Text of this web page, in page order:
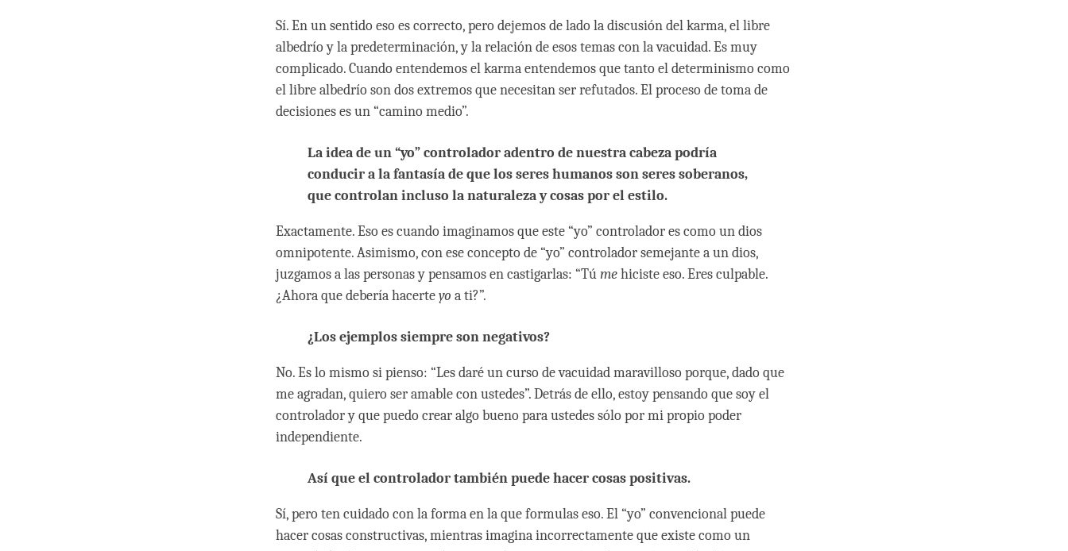
Sí. En un sentido eso es correcto, pero dejemos de lado la discusión del karma, el libre
albedrío y la predeterminación, y la relación de esos temas con la vacuidad. Es muy
complicado. Cuando entendemos el karma entendemos que tanto el determinismo como
el libre albedrío son dos extremos que necesitan ser refutados. El proceso de toma de
decisiones es un “camino medio”.
La idea de un “yo” controlador adentro de nuestra cabeza podría
conducir a la fantasía de que los seres humanos son seres soberanos,
que controlan incluso la naturaleza y cosas por el estilo.
Exactamente. Eso es cuando imaginamos que este “yo” controlador es como un dios
omnipotente. Asimismo, con ese concepto de “yo” controlador semejante a un dios,
juzgamos a las personas y pensamos en castigarlas: “Túmehiciste eso. Eres culpable.
¿Ahora que debería hacerteyo a ti?”.
¿Los ejemplos siempre son negativos?
No. Es lo mismo si pienso: “Les daré un curso de vacuidad maravilloso porque, dado que
me agradan, quiero ser amable con ustedes”. Detrás de ello, estoy pensando que soy el
controlador y que puedo crear algo bueno para ustedes sólo por mi propio poder
independiente.
Así que el controlador también puede hacer cosas positivas.
Sí, pero ten cuidado con la forma en la que formulas eso. El “yo” convencional puede
hacer cosas constructivas, mientras imagina incorrectamente que existe como un